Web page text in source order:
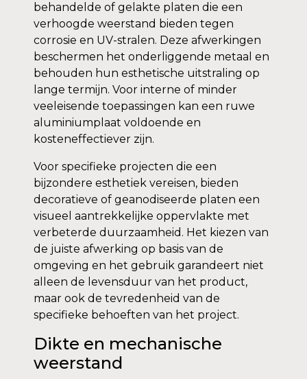
behandelde of gelakte platen die een
verhoogde weerstand bieden tegen
corrosie en UV-stralen. Deze afwerkingen
beschermen het onderliggende metaal en
behouden hun esthetische uitstraling op
lange termijn. Voor interne of minder
veeleisende toepassingen kan een ruwe
aluminiumplaat voldoende en
kosteneffectiever zijn.
Voor specifieke projecten die een
bijzondere esthetiek vereisen, bieden
decoratieve of geanodiseerde platen een
visueel aantrekkelijke oppervlakte met
verbeterde duurzaamheid. Het kiezen van
de juiste afwerking op basis van de
omgeving en het gebruik garandeert niet
alleen de levensduur van het product,
maar ook de tevredenheid van de
specifieke behoeften van het project.
Dikte en mechanische
weerstand